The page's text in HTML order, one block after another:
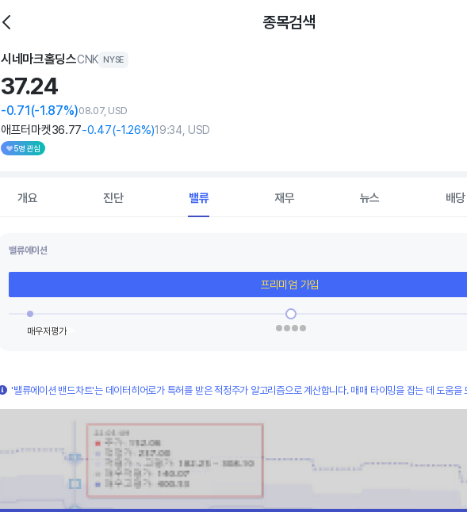
종목검색
시네마크홀딩스CNK NYSE
37.24
-0.71(-1.87%)08.07, USD
애프터마켓36.77-0.47(-1.26%)19:34, USD
5명 관심
개요 진단 밸류 재무 뉴스 배당
밸류에이션
프리미엄 가입
'밸류에이션 밴드차트'는 데이터히어로가 특허를 받은 적정주가 알고리즘으로 계산합니다. 매매 타이밍을 잡는 데 도움을